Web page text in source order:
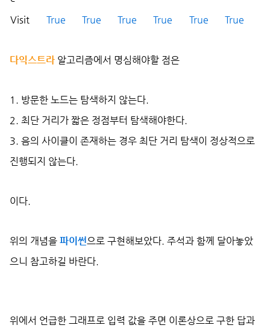
Visit True True True True True True
다익스트라 알고리즘에서 명심해야할 점은
1. 방문한 노드는 탐색하지 않는다.
2. 최단 거리가 짧은 정점부터 탐색해야한다.
3. 음의 사이클이 존재하는 경우 최단 거리 탐색이 정상적으로
진행되지 않는다.
이다.
위의 개념을 파이썬으로 구현해보았다. 주석과 함께 달아놓았
으니 참고하길 바란다.
위에서 언급한 그래프로 입력 값을 주면 이론상으로 구한 답과